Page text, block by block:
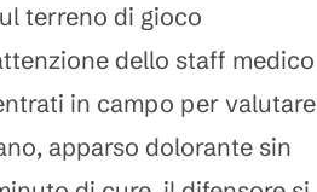
terreno di gioco
dello staff medico
in campo per valutare
apparso dolorante sin